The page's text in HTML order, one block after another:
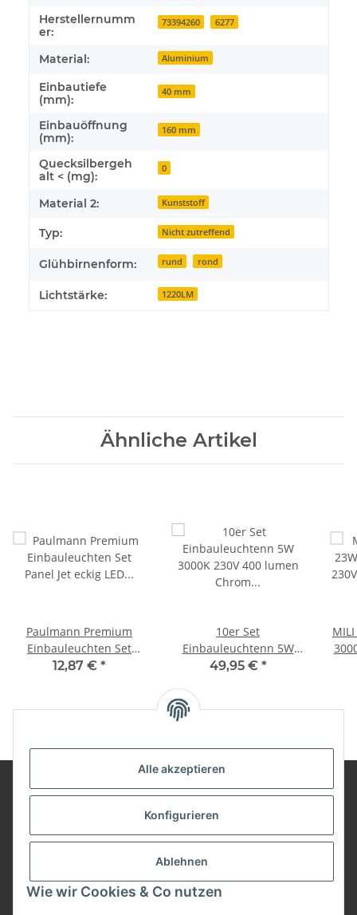
Alle akzeptieren
Konfigurieren
Ablehnen
Wie wir Cookies & Co nutzen
Herstellernumm
er:
73394260 6277
Material: Aluminium
Einbautiefe
(mm):
40 mm
Einbauöffnung
(mm):
160 mm
Quecksilbergeh
alt < (mg):
0
Material 2: Kunststoff
Typ: Nicht zutreffend
Glühbirnenform: rund rond
Lichtstärke: 1220LM
Ähnliche Artikel
Paulmann Premium
Einbauleuchten Set
Panel Jet eckig LED
gebürstet/Alu
12,87 € *
10er Set
Einbauleuchtenn 5W
3000K 230V 400 lumen
austauschbare LED
Modul geringe
49,95 € *
Gesetzliche Informationen